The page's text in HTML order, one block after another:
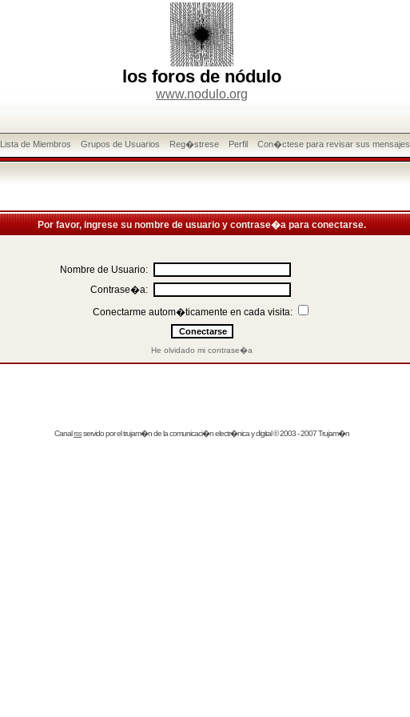
los foros de nódulo
www.nodulo.org
Lista de Miembros Grupos de Usuarios Reg�strese Perfil Con�ctese para revisar sus mensajes
Por favor, ingrese su nombre de usuario y contrase�a para conectarse.
Nombre de Usuario:
Contrase�a:
Conectarme autom�ticamente en cada visita:
He olvidado mi contrase�a
Canalrssservido por eltrujam�nde la comunicaci�n electr�nica y digital © 2003 - 2007 Trujam�n